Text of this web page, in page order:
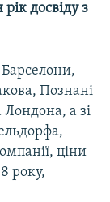
досвіду з
Познані
Лондона, а зі
ціни
року,